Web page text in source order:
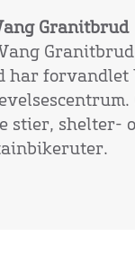
Granitbrud
har
stier, shelter-